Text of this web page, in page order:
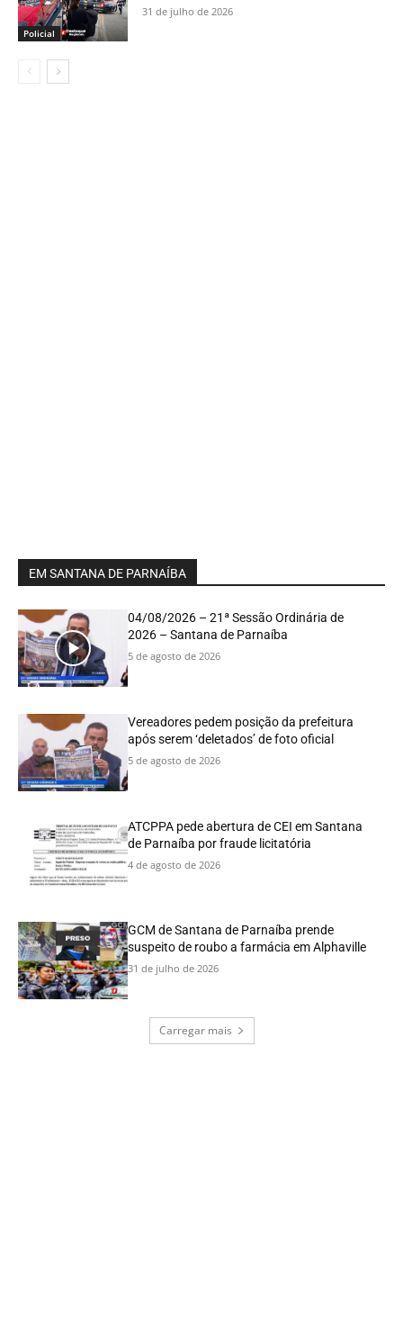
Policial
31 de julho de 2026
EM SANTANA DE PARNAÍBA
04/08/2026 – 21ª Sessão Ordinária de
2026 – Santana de Parnaíba
5 de agosto de 2026
Vereadores pedem posição da prefeitura
após serem ‘deletados’ de foto oficial
5 de agosto de 2026
ATCPPA pede abertura de CEI em Santana
de Parnaíba por fraude licitatória
4 de agosto de 2026
GCM de Santana de Parnaíba prende
suspeito de roubo a farmácia em Alphaville
31 de julho de 2026
Carregar mais